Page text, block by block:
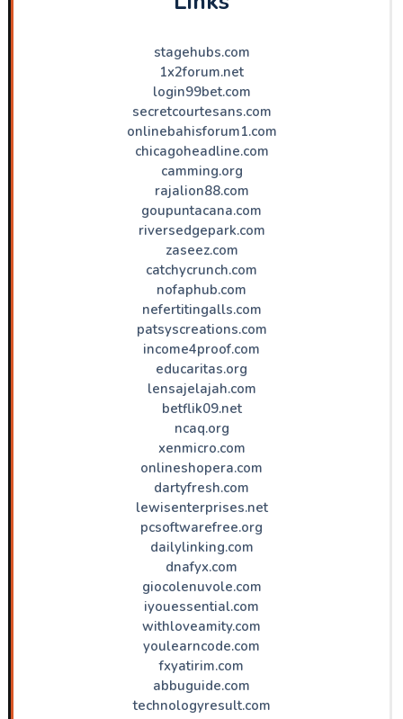
stagehubs.com
1x2forum.net
login99bet.com
secretcourtesans.com
onlinebahisforum1.com
chicagoheadline.com
camming.org
rajalion88.com
goupuntacana.com
riversedgepark.com
zaseez.com
catchycrunch.com
nofaphub.com
nefertitingalls.com
patsyscreations.com
income4proof.com
educaritas.org
lensajelajah.com
betflik09.net
ncaq.org
xenmicro.com
onlineshopera.com
dartyfresh.com
lewisenterprises.net
pcsoftwarefree.org
dailylinking.com
dnafyx.com
giocolenuvole.com
iyouessential.com
withloveamity.com
youlearncode.com
fxyatirim.com
abbuguide.com
technologyresult.com